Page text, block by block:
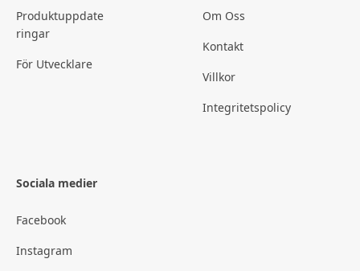
Produktuppdate
ringar
För Utvecklare
Om Oss
Kontakt
Villkor
Integritetspolicy
Sociala medier
Facebook
Instagram